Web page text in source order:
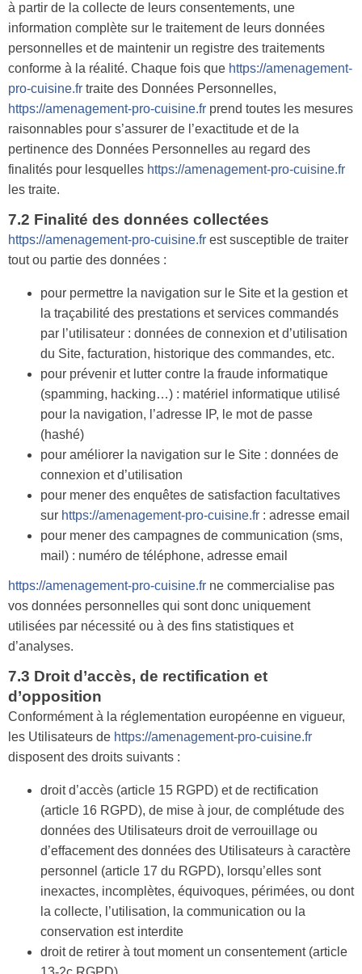
à partir de la collecte de leurs consentements, une
information complète sur le traitement de leurs données
personnelles et de maintenir un registre des traitements
conforme à la réalité. Chaque fois que https://amenagement-
pro-cuisine.fr traite des Données Personnelles,
https://amenagement-pro-cuisine.fr prend toutes les mesures
raisonnables pour s’assurer de l’exactitude et de la
pertinence des Données Personnelles au regard des
finalités pour lesquelles https://amenagement-pro-cuisine.fr
les traite.
7.2 Finalité des données collectées
https://amenagement-pro-cuisine.fr est susceptible de traiter
tout ou partie des données :
pour permettre la navigation sur le Site et la gestion et
la traçabilité des prestations et services commandés
par l’utilisateur : données de connexion et d’utilisation
du Site, facturation, historique des commandes, etc.
pour prévenir et lutter contre la fraude informatique
(spamming, hacking…) : matériel informatique utilisé
pour la navigation, l’adresse IP, le mot de passe
(hashé)
pour améliorer la navigation sur le Site : données de
connexion et d’utilisation
pour mener des enquêtes de satisfaction facultatives
sur https://amenagement-pro-cuisine.fr : adresse email
pour mener des campagnes de communication (sms,
mail) : numéro de téléphone, adresse email
https://amenagement-pro-cuisine.fr ne commercialise pas
vos données personnelles qui sont donc uniquement
utilisées par nécessité ou à des fins statistiques et
d’analyses.
7.3 Droit d’accès, de rectification et
d’opposition
Conformément à la réglementation européenne en vigueur,
les Utilisateurs de https://amenagement-pro-cuisine.fr
disposent des droits suivants :
droit d’accès (article 15 RGPD) et de rectification
(article 16 RGPD), de mise à jour, de complétude des
données des Utilisateurs droit de verrouillage ou
d’effacement des données des Utilisateurs à caractère
personnel (article 17 du RGPD), lorsqu’elles sont
inexactes, incomplètes, équivoques, périmées, ou dont
la collecte, l’utilisation, la communication ou la
conservation est interdite
droit de retirer à tout moment un consentement (article